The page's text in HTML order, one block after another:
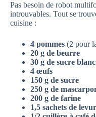
Pas besoin de robot
introuvables. Tout se
cuisine :
4 pommes (2 pour
20 g de beurre
30 g de sucre blanc
4 œufs
150 g de sucre
250 g de
200 g de farine
1,5 sachets de